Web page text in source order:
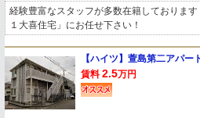
経験豊富なスタッフが多数在籍しておりま
１大喜住宅」にお任せ下さい！
【ハイツ】萱島第二アパー
賃料 2.5万円